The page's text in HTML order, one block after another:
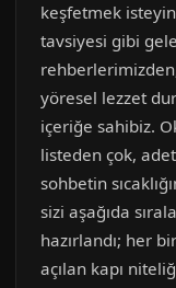
keşfetmek
tavsiyesi gibi
yöresel lezzet
içeriğe sahibiz.
listeden çok,
sohbetin
sizi aşağıda
hazırlandı; her
açılan kapı